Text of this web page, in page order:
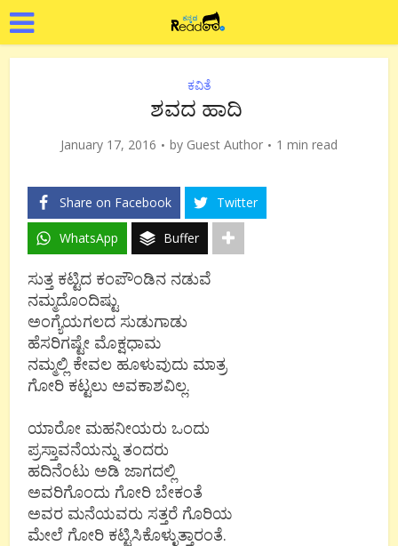
ಕವಿತೆ
ಶವದ ಹಾದಿ
January 17, 2016 by Guest Author 1 min read
Share on Facebook Twitter
WhatsApp Buffer
ಸುತ್ತ ಕಟ್ಟಿದ ಕಂಪೌಂಡಿನ ನಡುವೆ
ನಮ್ಮದೊಂದಿಷ್ಟು
ಅಂಗ್ಯೆಯಗಲದ ಸುಡುಗಾಡು
ಹೆಸರಿಗಷ್ಟೇ ಮೊಕ್ಷಧಾಮ
ನಮ್ಮಲ್ಲಿ ಕೇವಲ ಹೂಳುವುದು ಮಾತ್ರ
ಗೋರಿ ಕಟ್ಟಲು ಅವಕಾಶವಿಲ್ಲ.
ಯಾರೋ ಮಹನೀಯರು ಒಂದು
ಪ್ರಸ್ತಾವನೆಯನ್ನು ತಂದರು
ಹದಿನೆಂಟು ಅಡಿ ಜಾಗದಲ್ಲಿ
ಅವರಿಗೊಂದು ಗೋರಿ ಬೇಕಂತೆ
ಅವರ ಮನೆಯವರು ಸತ್ತರೆ ಗೊರಿಯ
ಮೇಲೆ ಗೋರಿ ಕಟ್ಟಿಸಿಕೊಳ್ಳುತ್ತಾರಂತೆ.